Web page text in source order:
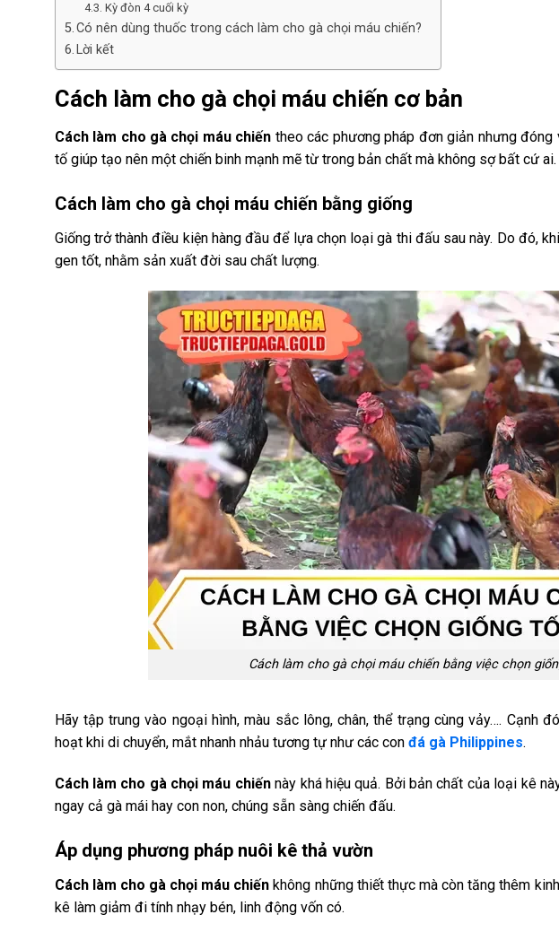
Kỳ đòn 4 cuối kỳ
Có nên dùng thuốc trong cách làm cho gà chọi máu chiến?
Lời kết
Cách làm cho gà chọi máu chiến cơ bản
Cách làm cho gà chọi máu chiến theo các phương pháp đơn giản nhưng
tố giúp tạo nên một chiến binh mạnh mẽ từ trong bản chất mà không sợ bất cứ ai.
Cách làm cho gà chọi máu chiến bằng giống
Giống trở thành điều kiện hàng đầu để lựa chọn loại gà thi đấu sau này. Do đó,
gen tốt, nhằm sản xuất đời sau chất lượng.
Cách làm cho gà chọi máu chiến bằng việc chọn
Hãy tập trung vào ngoại hình, màu sắc lông, chân, thể trạng cùng vảy…. Cạnh
hoạt khi di chuyển, mắt nhanh nhảu tương tự như các con đá gà Philippines.
Cách làm cho gà chọi máu chiếnnày khá hiệu quả. Bởi bản chất của loại kê
ngay cả gà mái hay con non, chúng sẵn sàng chiến đấu.
Áp dụng phương pháp nuôi kê thả vườn
Cách làm cho gà chọi máu chiến không những thiết thực mà còn tăng thêm
kê làm giảm đi tính nhạy bén, linh động vốn có.